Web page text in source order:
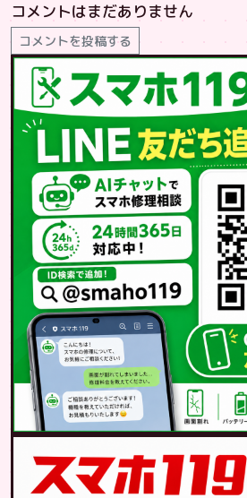
コメントはまだありません
コメントを投稿する